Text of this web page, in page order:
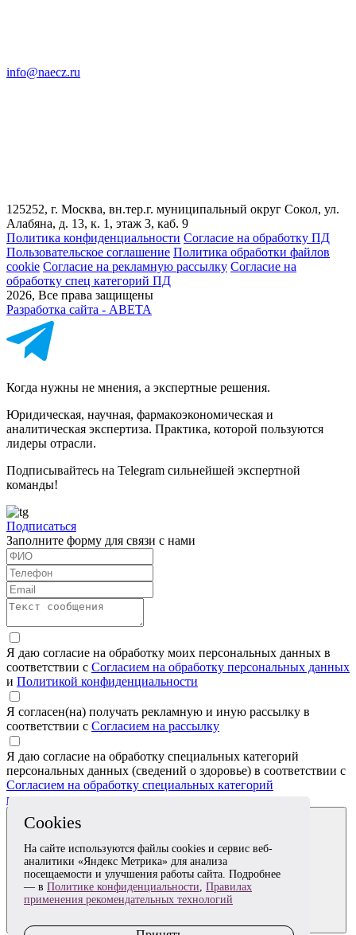
info@naecz.ru
125252, г. Москва, вн.тер.г. муниципальный округ Сокол, ул.
Алабяна, д. 13, к. 1, этаж 3, каб. 9
Политика конфиденциальности Cогласие на обработку ПД
Пользовательское соглашение Политика обработки файлов
cookie Согласие на рекламную рассылку Согласие на
обработку спец категорий ПД
2026, Все права защищены
Разработка сайта - ABETA
Cookies
На сайте используются файлы cookies и сервис веб-
аналитики «Яндекс Метрика» для анализа
посещаемости и улучшения работы сайта. Подробнее
— в Политике конфиденциальности, Правилах
применения рекомендательных технологий
Когда нужны не мнения, а экспертные решения.
Юридическая, научная, фармакоэкономическая и
аналитическая экспертиза. Практика, которой пользуются
лидеры отрасли.
Подписывайтесь на Telegram сильнейшей экспертной
команды!
Подписаться
Заполните форму для связи с нами
Я даю согласие на обработку моих персональных данных в
соответствии с Согласием на обработку персональных данных
и Политикой конфиденциальности
Я согласен(на) получать рекламную и иную рассылку в
соответствии с Согласием на рассылку
Я даю согласие на обработку специальных категорий
персональных данных (сведений о здоровье) в соответствии с
Согласием на обработку специальных категорий
персональных данных
Отправить заявку